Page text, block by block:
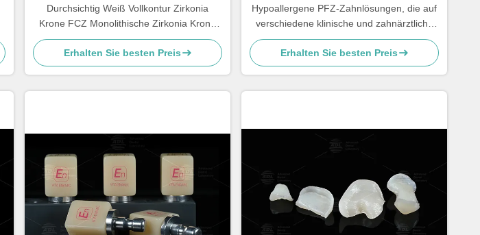
Durchsichtig Weiß Vollkontur Zirkonia
Krone FCZ Monolithische Zirkonia Krone
Einfache Fräsen
Erhalten Sie besten Preis
Hypoallergene PFZ-Zahnlösungen, die auf
verschiedene klinische und zahnärztliche
Laborbedürfnisse zugeschnitten sind und
die Präzision gewährleisten
Erhalten Sie besten Preis